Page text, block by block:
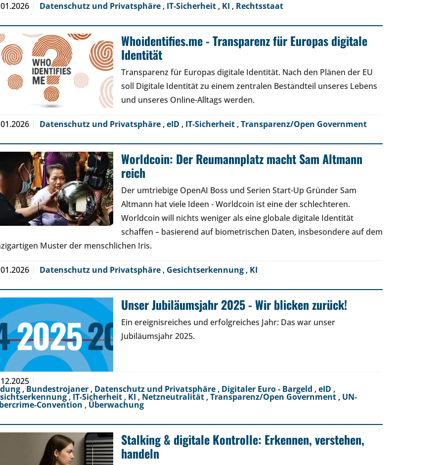
Datenschutz und Privatsphäre , IT-Sicherheit , KI , Rechtsstaat
Whoidentifies.me - Transparenz für Europas digitale
Identität
Transparenz für Europas digitale Identität. Nach den Plänen der EU
soll Digitale Identität zu einem zentralen Bestandteil unseres Lebens
und unseres Online-Alltags werden.
Datenschutz und Privatsphäre , eID , IT-Sicherheit , Transparenz/Open Government
Worldcoin: Der Reumannplatz macht Sam Altmann
reich
Der umtriebige OpenAI Boss und Serien Start-Up Gründer Sam
Altmann hat viele Ideen - Worldcoin ist eine der schlechteren.
Worldcoin will nichts weniger als eine globale digitale Identität
schaffen – basierend auf biometrischen Daten, insbesondere auf dem
Muster der menschlichen Iris.
Datenschutz und Privatsphäre , Gesichtserkennung , KI
Unser Jubiläumsjahr 2025 - Wir blicken zurück!
Ein ereignisreiches und erfolgreiches Jahr: Das war unser
Jubiläumsjahr 2025.
, Bundestrojaner , Datenschutz und Privatsphäre , Digitaler Euro - Bargeld , eID ,
, IT-Sicherheit , KI , Netzneutralität , Transparenz/Open Government , UN-
Convention , Überwachung
Stalking & digitale Kontrolle: Erkennen, verstehen,
handeln